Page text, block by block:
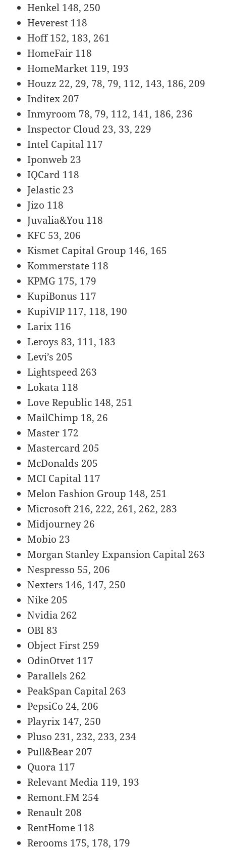
Henkel 148, 250
Heverest 118
Hoff 152, 183, 261
HomeFair 118
HomeMarket 119, 193
Houzz 22, 29, 78, 79, 112, 143, 186, 209
Inditex 207
Inmyroom 78, 79, 112, 141, 186, 236
Inspector Cloud 23, 33, 229
Intel Capital 117
Iponweb 23
IQCard 118
Jelastic 23
Jizo 118
Juvalia&You 118
KFC 53, 206
Kismet Capital Group 146, 165
Kommerstate 118
KPMG 175, 179
KupiBonus 117
KupiVIP 117, 118, 190
Larix 116
Leroys 83, 111, 183
Levi’s 205
Lightspeed 263
Lokata 118
Love Republic 148, 251
MailChimp 18, 26
Master 172
Mastercard 205
McDonalds 205
MCI Capital 117
Melon Fashion Group 148, 251
Microsoft 216, 222, 261, 262, 283
Midjourney 26
Mobio 23
Morgan Stanley Expansion Capital 263
Nespresso 55, 206
Nexters 146, 147, 250
Nike 205
Nvidia 262
OBI 83
Object First 259
OdinOtvet 117
Parallels 262
PeakSpan Capital 263
PepsiCo 24, 206
Playrix 147, 250
Pluso 231, 232, 233, 234
Pull&Bear 207
Quora 117
Relevant Media 119, 193
Remont.FM 254
Renault 208
RentHome 118
Rerooms 175, 178, 179